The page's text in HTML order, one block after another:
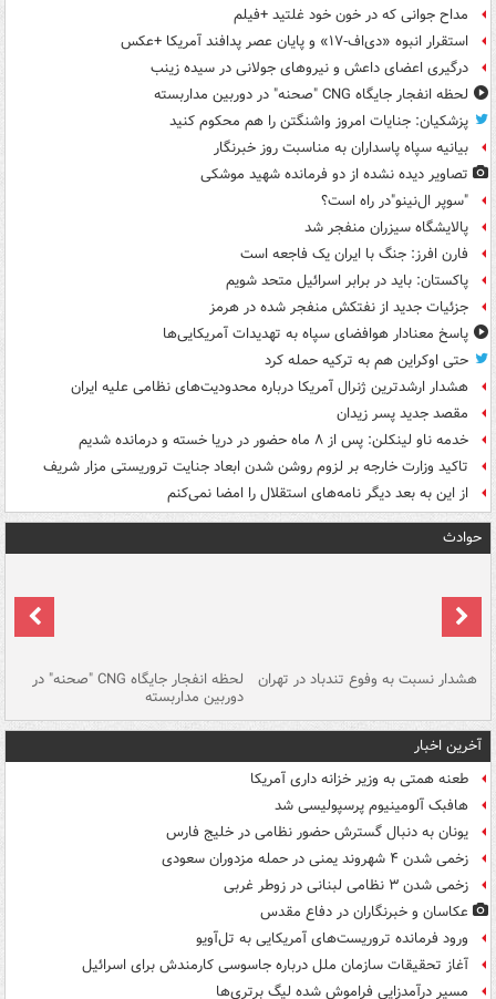
مداح جوانی که در خون خود غلتید +فیلم
استقرار انبوه «دی‌اف‑۱۷» و پایان عصر پدافند آمریکا +عکس
درگیری اعضای داعش و نیروهای جولانی در سیده زینب
لحظه انفجار جایگاه CNG "صحنه" در دوربین مداربسته
پزشکیان: جنایات امروز واشنگتن را هم محکوم کنید
بیانیه سپاه پاسداران به مناسبت روز خبرنگار
تصاویر دیده‌ نشده از دو فرمانده شهید موشکی
"سوپر ال‌نینو"در راه است؟
پالایشگاه سیزران منفجر شد
فارن افرز: جنگ با ایران یک فاجعه است
پاکستان: باید در برابر اسرائیل متحد شویم
جزئیات جدید از نفتکش منفجر شده در هرمز
پاسخ معنادار هوافضای سپاه به تهدیدات آمریکایی‌ها
حتی اوکراین هم به ترکیه حمله کرد
هشدار ارشدترین ژنرال آمریکا درباره محدودیت‌های نظامی علیه ایران
مقصد جدید پسر زیدان
خدمه ناو لینکلن: پس از ۸ ماه حضور در دریا خسته و درمانده‌ شدیم
تاکید وزارت خارجه بر لزوم روشن شدن ابعاد جنایت تروریستی مزار شریف
از این به بعد دیگر نامه‌های استقلال را امضا نمی‌کنم
حوادث
هشدار نسبت به وفوع تندباد در تهران لحظه انفجار جایگاه CNG "صحنه" در
دوربین مداربسته
آخرین اخبار
طعنه همتی به وزیر خزانه داری آمریکا
هافبک آلومینیوم پرسپولیسی شد
یونان به دنبال گسترش حضور نظامی در خلیج فارس
زخمی شدن ۴ شهروند یمنی در حمله مزدوران سعودی
زخمی شدن ۳ نظامی لبنانی در زوطر غربی
عکاسان و خبرنگاران در دفاع مقدس
ورود فرمانده تروریست‌های آمریکایی به تل‌آویو
آغاز تحقیقات سازمان ملل درباره جاسوسی کارمندش برای اسرائیل
مسیر درآمدزایی فراموش شده لیگ برتری‌ها